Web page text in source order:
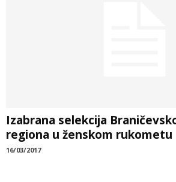
Izabrana selekcija
regiona u ženskom rukometu
16/03/2017